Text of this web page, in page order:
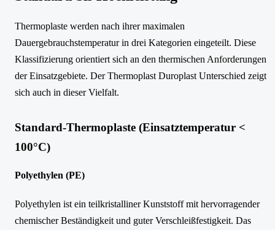
Thermoplaste werden nach ihrer maximalen
Dauergebrauchstemperatur in drei Kategorien eingeteilt. Diese
Klassifizierung orientiert sich an den thermischen Anforderungen
der Einsatzgebiete. Der Thermoplast Duroplast Unterschied zeigt
sich auch in dieser Vielfalt.
Standard-Thermoplaste (Einsatztemperatur <
100°C)
Polyethylen (PE)
Polyethylen ist ein teilkristalliner Kunststoff mit hervorragender
chemischer Beständigkeit und guter Verschleißfestigkeit. Das